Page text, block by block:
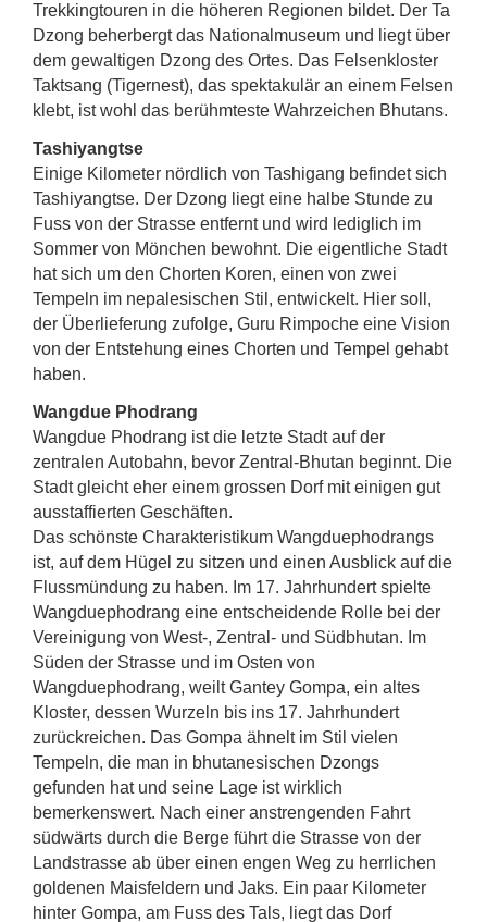
Trekkingtouren in die höheren Regionen bildet. Der Ta
Dzong beherbergt das Nationalmuseum und liegt über
dem gewaltigen Dzong des Ortes. Das Felsenkloster
Taktsang (Tigernest), das spektakulär an einem Felsen
klebt, ist wohl das berühmteste Wahrzeichen Bhutans.
Tashiyangtse
Einige Kilometer nördlich von Tashigang befindet sich
Tashiyangtse. Der Dzong liegt eine halbe Stunde zu
Fuss von der Strasse entfernt und wird lediglich im
Sommer von Mönchen bewohnt. Die eigentliche Stadt
hat sich um den Chorten Koren, einen von zwei
Tempeln im nepalesischen Stil, entwickelt. Hier soll,
der Überlieferung zufolge, Guru Rimpoche eine Vision
von der Entstehung eines Chorten und Tempel gehabt
haben.
Wangdue Phodrang
Wangdue Phodrang ist die letzte Stadt auf der
zentralen Autobahn, bevor Zentral-Bhutan beginnt. Die
Stadt gleicht eher einem grossen Dorf mit einigen gut
ausstaffierten Geschäften.
Das schönste Charakteristikum Wangduephodrangs
ist, auf dem Hügel zu sitzen und einen Ausblick auf die
Flussmündung zu haben. Im 17. Jahrhundert spielte
Wangduephodrang eine entscheidende Rolle bei der
Vereinigung von West-, Zentral- und Südbhutan. Im
Süden der Strasse und im Osten von
Wangduephodrang, weilt Gantey Gompa, ein altes
Kloster, dessen Wurzeln bis ins 17. Jahrhundert
zurückreichen. Das Gompa ähnelt im Stil vielen
Tempeln, die man in bhutanesischen Dzongs
gefunden hat und seine Lage ist wirklich
bemerkenswert. Nach einer anstrengenden Fahrt
südwärts durch die Berge führt die Strasse von der
Landstrasse ab über einen engen Weg zu herrlichen
goldenen Maisfeldern und Jaks. Ein paar Kilometer
hinter Gompa, am Fuss des Tals, liegt das Dorf